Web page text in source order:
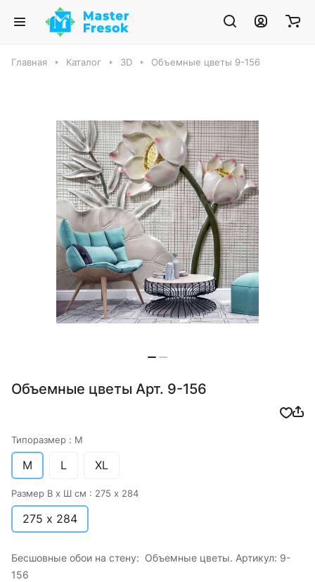
Главная Каталог 3D Объемные цветы 9-156
Объемные цветы Арт. 9-156
Типоразмер : M
M L XL
Размер В х Ш см : 275 х 284
275 х 284
Бесшовные обои на стену: Объемные цветы. Артикул: 9-
156